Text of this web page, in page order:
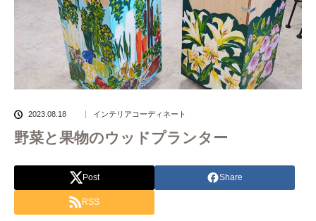
2023.08.18 インテリアコーディネート
野菜と果物のウッドプランター
Post Share
RSS